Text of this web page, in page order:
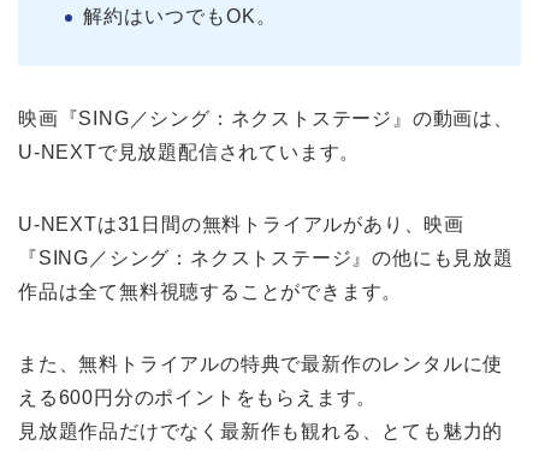
解約はいつでもOK。
映画『SING／シング：ネクストステージ』の動画は、
U-NEXTで見放題配信されています。
U-NEXTは31日間の無料トライアルがあり、映画
『SING／シング：ネクストステージ』の他にも見放題
作品は全て無料視聴することができます。
また、無料トライアルの特典で最新作のレンタルに使
える600円分のポイントをもらえます。
見放題作品だけでなく最新作も観れる、とても魅力的